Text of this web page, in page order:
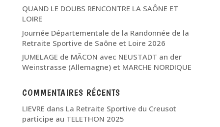
QUAND LE DOUBS RENCONTRE LA SAÔNE ET
LOIRE
Journée Départementale de la Randonnée de la
Retraite Sportive de Saône et Loire 2026
JUMELAGE de MÂCON avec NEUSTADT an der
Weinstrasse (Allemagne) et MARCHE NORDIQUE
COMMENTAIRES RÉCENTS
LIEVRE dans La Retraite Sportive du Creusot
participe au TELETHON 2025